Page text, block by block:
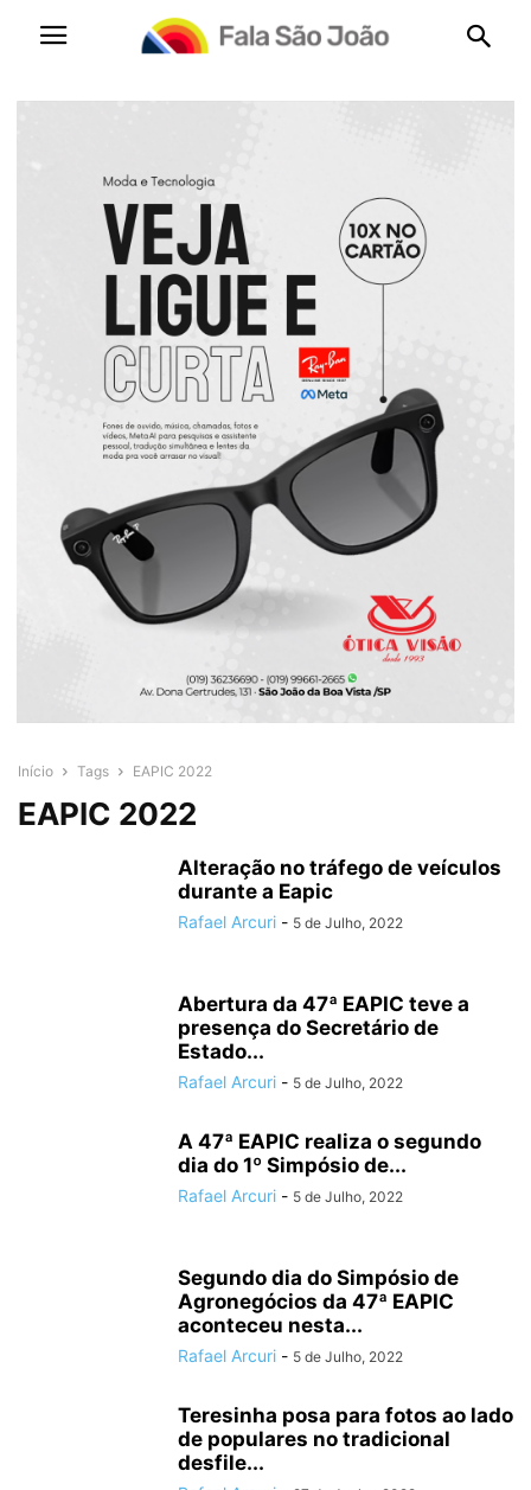
Início Tags EAPIC 2022
EAPIC 2022
Alteração no tráfego de veículos
durante a Eapic
Rafael Arcuri - 5 de Julho, 2022
Abertura da 47ª EAPIC teve a
presença do Secretário de
Estado...
Rafael Arcuri - 5 de Julho, 2022
A 47ª EAPIC realiza o segundo
dia do 1º Simpósio de...
Rafael Arcuri - 5 de Julho, 2022
Segundo dia do Simpósio de
Agronegócios da 47ª EAPIC
aconteceu nesta...
Rafael Arcuri - 5 de Julho, 2022
Teresinha posa para fotos ao lado
de populares no tradicional
desfile...